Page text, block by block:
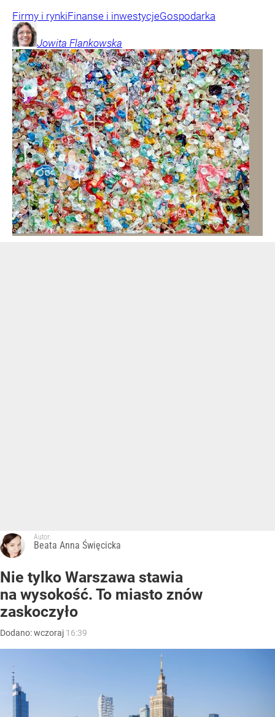
Firmy i rynkiFinanse i inwestycjeGospodarka
Jowita Flankowska
Autor:
Beata Anna Święcicka
Nie tylko Warszawa stawia
na wysokość. To miasto znów
zaskoczyło
Dodano:wczoraj 16:39